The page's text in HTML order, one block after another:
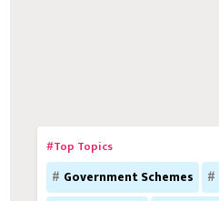
#Top Topics
Government Schemes